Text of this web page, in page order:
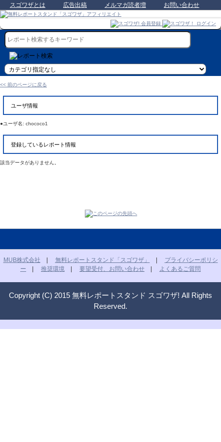
スゴワザとは 広告出稿 メルマガ読者増 お問い合わせ
<< 前のページに戻る
ユーザ情報
●ユーザ名: chococo1
登録しているレポート情報
該当データがありません。
MUB株式会社 無料レポートスタンド「スゴワザ」
プライバシーポリシ
ー
推奨環境 要望受付、お問い合わせ よくあるご質問
Copyright (C) 2015 無料レポートスタンド スゴワザ! All Rights
Reserved.